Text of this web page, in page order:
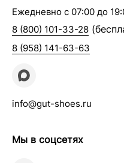
Ежедневно с 07:00 до
8 (800) 101-33-28
8 (958) 141-63-63
info@gut-shoes.ru
Мы в соцсетях